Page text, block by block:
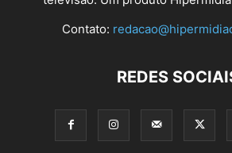
Contato:
REDES